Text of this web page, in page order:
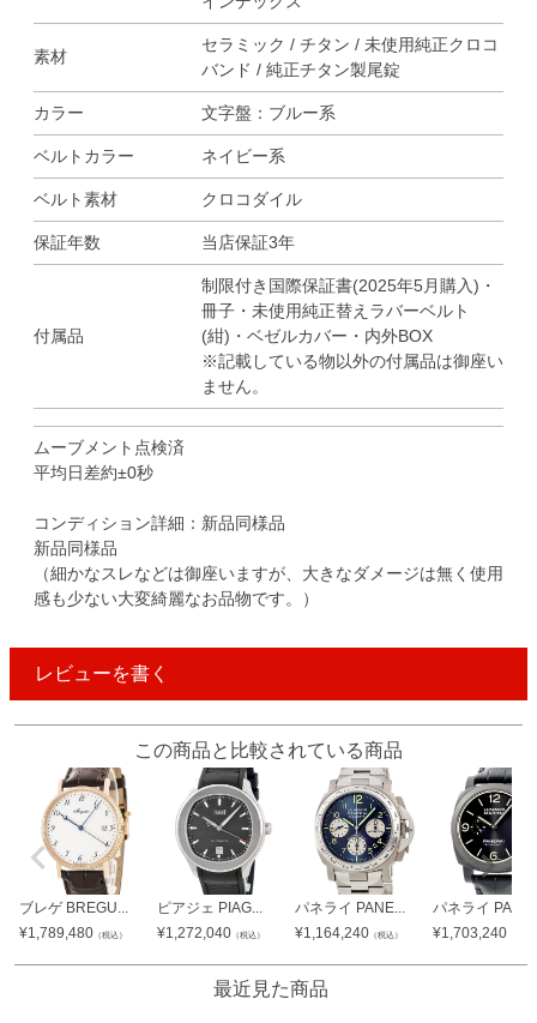
素材
セラミック / チタン / 未使用純正クロコ
バンド / 純正チタン製尾錠
カラー 文字盤：ブルー系
ベルトカラー ネイビー系
ベルト素材 クロコダイル
保証年数 当店保証3年
付属品
制限付き国際保証書(2025年5月購入)・
冊子・未使用純正替えラバーベルト
(紺)・ベゼルカバー・内外BOX
※記載している物以外の付属品は御座い
ません。
ムーブメント点検済
平均日差約±0秒
コンディション詳細：新品同様品
新品同様品
（細かなスレなどは御座いますが、大きなダメージは無く使用
感も少ない大変綺麗なお品物です。）
レビューを書く
この商品と比較されている商品
ブレゲ BREGU...
¥1,789,480 （税込）
ピアジェ PIAG...
¥1,272,040 （税込）
パネライ PANE...
¥1,164,240 （税込）
パネライ
¥1,703,240
最近見た商品